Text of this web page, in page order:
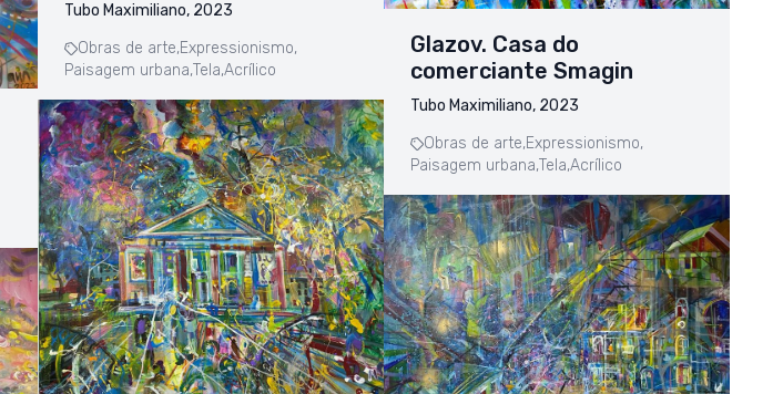
Tubo Maximiliano, 2023
Obras de arte,Expressionismo,
Paisagem urbana,Tela,Acrílico
Glazov. Casa do
comerciante Smagin
Tubo Maximiliano, 2023
Obras de arte,Expressionismo,
Paisagem urbana,Tela,Acrílico